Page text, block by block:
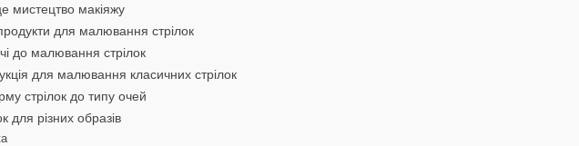
мистецтво макіяжу
для малювання стрілок
до малювання стрілок
для малювання класичних стрілок
стрілок до типу очей
для різних образів